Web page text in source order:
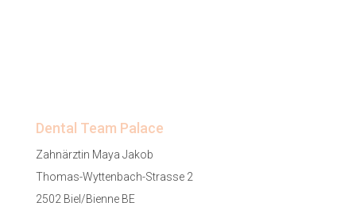
Dental Team Palace
Zahnärztin Maya Jakob
Thomas-Wyttenbach-Strasse 2
2502 Biel/Bienne BE